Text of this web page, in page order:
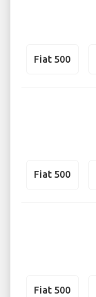
Fiat 500
Fiat 500
Fiat 500